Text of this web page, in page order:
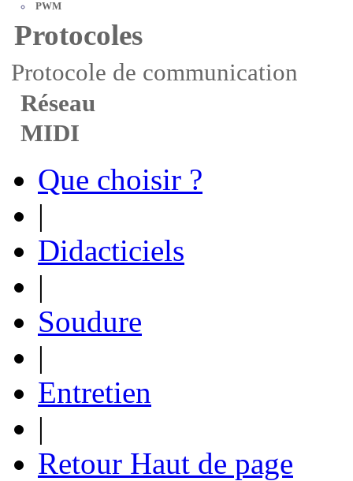
PWM
Protocoles
Protocole de communication
Réseau
MIDI
Que choisir ?
|
Didacticiels
|
Soudure
|
Entretien
|
Retour Haut de page